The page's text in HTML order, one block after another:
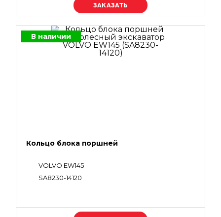
Уточняйте цену
В наличии
Кольцо блока поршней
VOLVO EW145
SA8230-14120